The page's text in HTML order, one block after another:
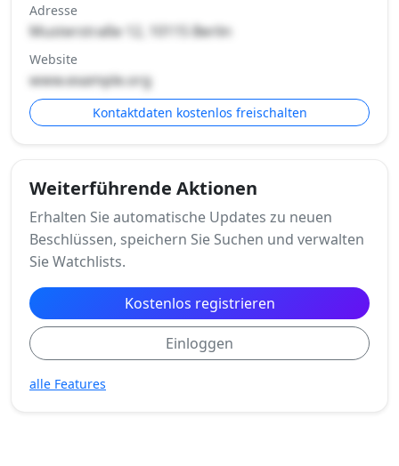
Adresse
Musterstraße 12, 10115 Berlin
Website
www.example.org
Kontaktdaten kostenlos freischalten
Weiterführende Aktionen
Erhalten Sie automatische Updates zu neuen
Beschlüssen, speichern Sie Suchen und verwalten
Sie Watchlists.
Kostenlos registrieren
Einloggen
alle Features